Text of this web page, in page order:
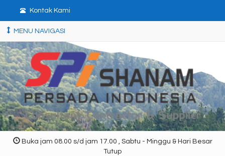
Kontak Kami
MENU NAVIGASI
Buka jam 08.00 s/d jam 17.00 , Sabtu - Minggu & Hari Besar
Tutup